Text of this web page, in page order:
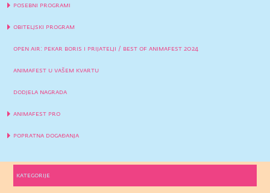
posebni programi
obiteljski program
open air: pekar boris i prijatelji / best of animafest 2024
animafest u vašem kvartu
dodjela nagrada
animafest pro
popratna događanja
kategorije